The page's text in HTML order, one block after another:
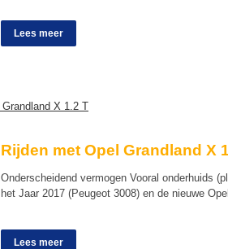
Lees meer
Rijden met Opel Grandland X
Onderscheidend vermogen Vooral onderhuids
het Jaar 2017 (Peugeot 3008) en de nieuwe
Lees meer